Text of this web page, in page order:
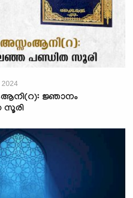
2024
ജ്ഞാനം
സൂരി